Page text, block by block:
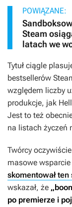
POWIĄZANE:
Steam
latach we
Tytuł ciągle
bestsellerów
względem liczby
produkcje, jak
Jest to też
na listach życzeń
Twórcy
masowe
skomentował
wskazał, że
po premierze i